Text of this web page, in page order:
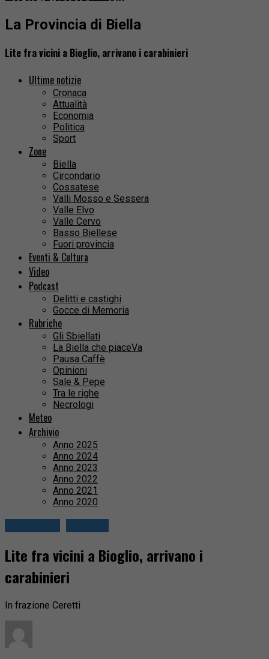
La Provincia di Biella
Lite fra vicini a Bioglio, arrivano i carabinieri
Ultime notizie
Cronaca
Attualità
Economia
Politica
Sport
Zone
Biella
Circondario
Cossatese
Valli Mosso e Sessera
Valle Elvo
Valle Cervo
Basso Biellese
Fuori provincia
Eventi & Cultura
Video
Podcast
Delitti e castighi
Gocce di Memoria
Rubriche
Gli Sbiellati
La Biella che piaceVa
Pausa Caffè
Opinioni
Sale & Pepe
Tra le righe
Necrologi
Meteo
Archivio
Anno 2025
Anno 2024
Anno 2023
Anno 2022
Anno 2021
Anno 2020
Lite fra vicini a Bioglio, arrivano i
carabinieri
In frazione Ceretti